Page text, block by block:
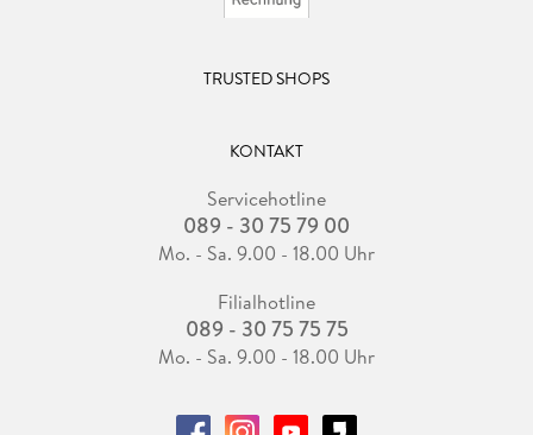
TRUSTED SHOPS
KONTAKT
Servicehotline
089 - 30 75 79 00
Mo. - Sa. 9.00 - 18.00 Uhr
Filialhotline
089 - 30 75 75 75
Mo. - Sa. 9.00 - 18.00 Uhr